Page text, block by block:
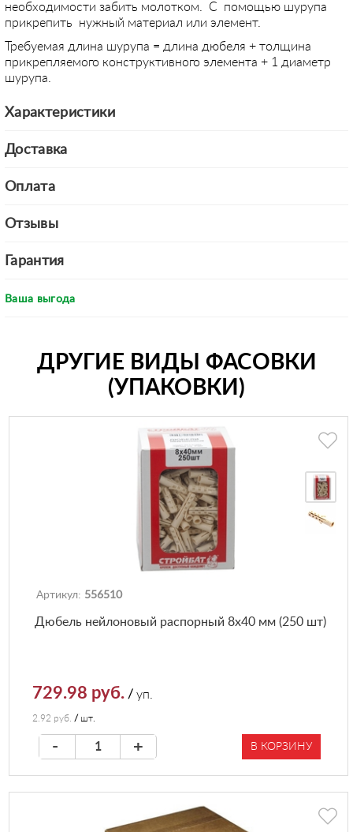
необходимости забить молотком. С помощью шурупа
прикрепить нужный материал или элемент.
Требуемая длина шурупа = длина дюбеля + толщина
прикрепляемого конструктивного элемента + 1 диаметр
шурупа.
Характеристики
Доставка
Оплата
Отзывы
Гарантия
Ваша выгода
ДРУГИЕ ВИДЫ ФАСОВКИ
(УПАКОВКИ)
Артикул: 556510
Дюбель нейлоновый распорный 8х40 мм (250 шт)
729.98 руб. /уп.
2.92 руб. / шт.
- + В КОРЗИНУ